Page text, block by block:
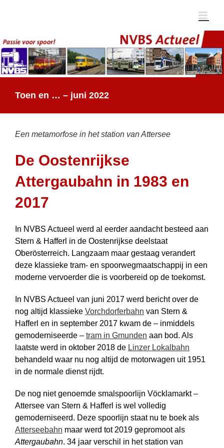
Toen en … – juni 2022
Een metamorfose in het station van Attersee
De Oostenrijkse
Attergaubahn in 1983 en
2017
In NVBS Actueel werd al eerder aandacht besteed aan
Stern & Hafferl in de Oostenrijkse deelstaat
Oberösterreich. Langzaam maar gestaag verandert
deze klassieke tram- en spoorwegmaatschappij in een
moderne vervoerder die is voorbereid op de toekomst.
In NVBS Actueel van juni 2017 werd bericht over de
nog altijd klassieke Vorchdorferbahn van Stern &
Hafferl en in september 2017 kwam de – inmiddels
gemoderniseerde – tram in Gmunden aan bod. Als
laatste werd in oktober 2018 de Linzer Lokalbahn
behandeld waar nu nog altijd de motorwagen uit 1951
in de normale dienst rijdt.
De nog niet genoemde smalspoorlijn Vöcklamarkt –
Attersee van Stern & Hafferl is wel volledig
gemoderniseerd. Deze spoorlijn staat nu te boek als
Atterseebahn maar werd tot 2019 gepromoot als
Attergaubahn. 34 jaar verschil in het station van